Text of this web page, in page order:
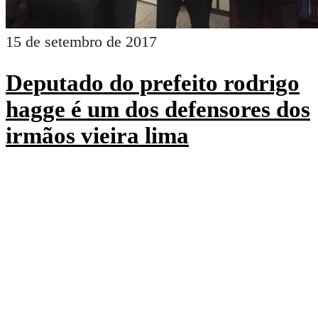
15 de setembro de 2017
Deputado do prefeito rodrigo
hagge é um dos defensores dos
irmãos vieira lima